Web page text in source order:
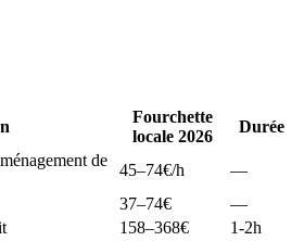
Fourchette
locale 2026
Durée
de
45–74€/h
—
37–74€
—
158–368€
1-2h